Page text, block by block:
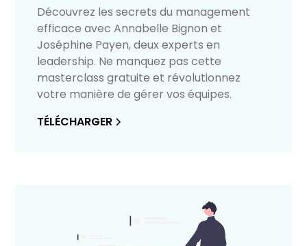
Découvrez les secrets du management
efficace avec Annabelle Bignon et
Joséphine Payen, deux experts en
leadership. Ne manquez pas cette
masterclass gratuite et révolutionnez
votre manière de gérer vos équipes.
TÉLÉCHARGER